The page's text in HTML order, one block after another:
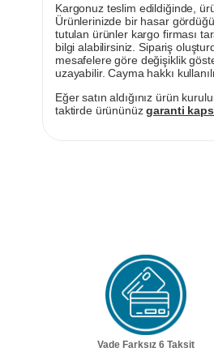
Kargonuz teslim edildiğinde,
Ürünlerinizde bir hasar
tutulan ürünler kargo firması
bilgi alabilirsiniz. Sipariş
mesafelere göre değişiklik
uzayabilir. Cayma hakkı
Eğer satın aldığınız ürün
taktirde ürününüzgaranti
Vade Farksız 6 Taksit